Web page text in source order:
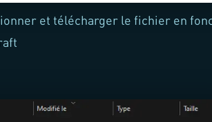
et télécharger le fichier en